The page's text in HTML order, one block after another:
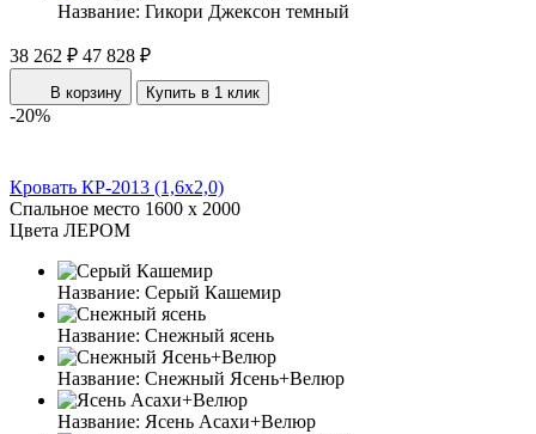
Название: Гикори Джексон темный
38 262 ₽ 47 828 ₽
В корзину Купить в 1 клик
-20%
Кровать КР-2013 (1,6x2,0)
Спальное место 1600 x 2000
Цвета ЛЕРОМ
Название: Серый Кашемир
Название: Снежный ясень
Название: Снежный Ясень+Велюр
Название: Ясень Асахи+Велюр